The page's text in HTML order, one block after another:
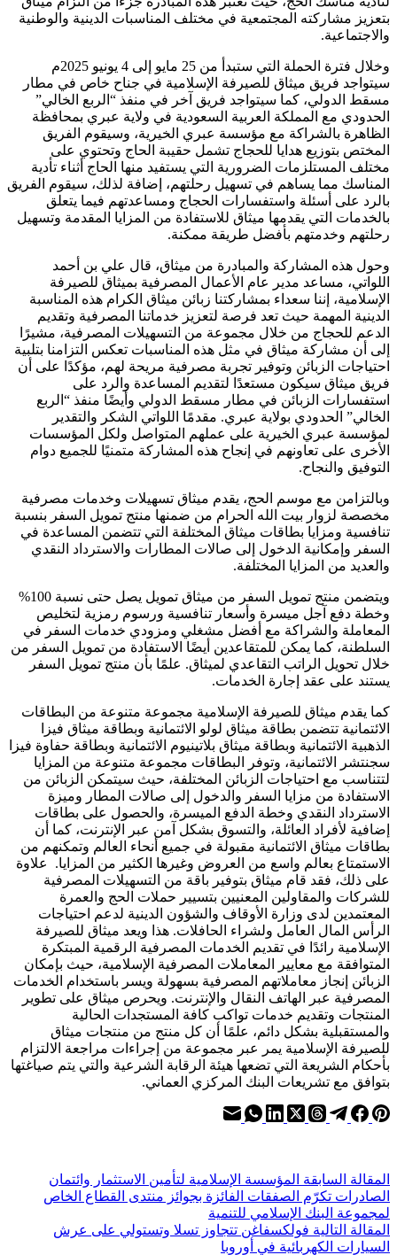
بتعزيز مشاركته المجتمعية في مختلف المناسبات الدينية والوطنية
والاجتماعية.
وخلال فترة الحملة التي ستبدأ من 25 مايو إلى 4 يونيو 2025م
سيتواجد فريق ميثاق للصيرفة الإسلامية في جناح خاص في مطار
مسقط الدولي، كما سيتواجد فريق آخر في منفذ “الربع الخالي”
الحدودي مع المملكة العربية السعودية في ولاية عبري بمحافظة
الظاهرة بالشراكة مع مؤسسة عبري الخيرية، وسيقوم الفريق
المختص بتوزيع هدايا للحجاج تشمل حقيبة الحاج وتحتوي على
مختلف المستلزمات الضرورية التي يستفيد منها الحاج أثناء تأدية
المناسك مما يساهم في تسهيل رحلتهم، إضافة لذلك، سيقوم الفريق
بالرد على أسئلة واستفسارات الحجاج ومساعدتهم فيما يتعلق
بالخدمات التي يقدمها ميثاق للاستفادة من المزايا المقدمة وتسهيل
رحلتهم وخدمتهم بأفضل طريقة ممكنة.
وحول هذه المشاركة والمبادرة من ميثاق، قال علي بن أحمد
اللواتي، مساعد مدير عام الأعمال المصرفية بميثاق للصيرفة
الإسلامية، إننا سعداء بمشاركتنا زبائن ميثاق الكرام هذه المناسبة
الدينية المهمة حيث تعد فرصة لتعزيز خدماتنا المصرفية وتقديم
الدعم للحجاج من خلال مجموعة من التسهيلات المصرفية، مشيرًا
إلى أن مشاركة ميثاق في مثل هذه المناسبات تعكس التزامنا بتلبية
احتياجات الزبائن وتوفير تجربة مصرفية مريحة لهم، مؤكدًا على أن
فريق ميثاق سيكون مستعدًا لتقديم المساعدة والرد على
استفسارات الزبائن في مطار مسقط الدولي وأيضًا منفذ “الربع
الخالي” الحدودي بولاية عبري. مقدمًا اللواتي الشكر والتقدير
لمؤسسة عبري الخيرية على عملهم المتواصل ولكل المؤسسات
الأخرى على تعاونهم في إنجاح هذه المشاركة متمنيًا للجميع دوام
التوفيق والنجاح.
وبالتزامن مع موسم الحج، يقدم ميثاق تسهيلات وخدمات مصرفية
مخصصة لزوار بيت الله الحرام من ضمنها منتج تمويل السفر بنسبة
تنافسية ومزايا بطاقات ميثاق المختلفة التي تتضمن المساعدة في
السفر وإمكانية الدخول إلى صالات المطارات والاسترداد النقدي
والعديد من المزايا المختلفة.
ويتضمن منتج تمويل السفر من ميثاق تمويل يصل حتى نسبة 100%
وخطة دفع آجل ميسرة وأسعار تنافسية ورسوم رمزية لتخليص
المعاملة والشراكة مع أفضل مشغلي ومزودي خدمات السفر في
السلطنة، كما يمكن للمتقاعدين أيضًا الاستفادة من تمويل السفر من
خلال تحويل الراتب التقاعدي لميثاق. علمًا بأن منتج تمويل السفر
يستند على عقد إجارة الخدمات.
كما يقدم ميثاق للصيرفة الإسلامية مجموعة متنوعة من البطاقات
الائتمانية تتضمن بطاقة ميثاق لولو الائتمانية وبطاقة ميثاق فيزا
الذهبية الائتمانية وبطاقة ميثاق بلاتينيوم الائتمانية وبطاقة حفاوة فيزا
سجنتشر الائتمانية، وتوفر البطاقات مجموعة متنوعة من المزايا
لتتناسب مع احتياجات الزبائن المختلفة، حيث سيتمكن الزبائن من
الاستفادة من مزايا السفر والدخول إلى صالات المطار وميزة
الاسترداد النقدي وخطة الدفع الميسرة، والحصول على بطاقات
إضافية لأفراد العائلة، والتسوق بشكل آمن عبر الإنترنت، كما أن
بطاقات ميثاق الائتمانية مقبولة في جميع أنحاء العالم وتمكنهم من
الاستمتاع بعالم واسع من العروض وغيرها الكثير من المزايا. علاوة
على ذلك، فقد قام ميثاق بتوفير باقة من التسهيلات المصرفية
للشركات والمقاولين المعنيين بتسيير حملات الحج والعمرة
المعتمدين لدى وزارة الأوقاف والشؤون الدينية لدعم احتياجات
الرأس المال العامل ولشراء الحافلات. هذا ويعد ميثاق للصيرفة
الإسلامية رائدًا في تقديم الخدمات المصرفية الرقمية المبتكرة
المتوافقة مع معايير المعاملات المصرفية الإسلامية، حيث بإمكان
الزبائن إنجاز معاملاتهم المصرفية بسهولة ويسر باستخدام الخدمات
المصرفية عبر الهاتف النقال والإنترنت. ويحرص ميثاق على تطوير
المنتجات وتقديم خدمات تواكب كافة المستجدات الحالية
والمستقبلية بشكل دائم، علمًا أن كل منتج من منتجات ميثاق
للصيرفة الإسلامية يمر عبر مجموعة من إجراءات مراجعة الالتزام
بأحكام الشريعة التي تضعها هيئة الرقابة الشرعية والتي يتم صياغتها
بتوافق مع تشريعات البنك المركزي العماني.
المقالة السابقة المؤسسة الإسلامية لتأمين الاستثمار وائتمان
الصادرات تكرّم الصفقات الفائزة بجوائز منتدى القطاع الخاص
لمجموعة البنك الإسلامي للتنمية
المقالة التالية فولكسفاغن تتجاوز تسلا وتستولي على عرش
السيارات الكهربائية في أوروبا